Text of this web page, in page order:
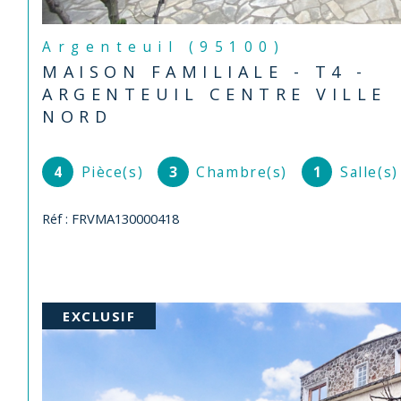
Argenteuil (95100)
MAISON FAMILIALE - T4 -
ARGENTEUIL CENTRE VILLE
NORD
4 Pièce(s) 3 Chambre(s) 1
Réf : FRVMA130000418
EXCLUSIF